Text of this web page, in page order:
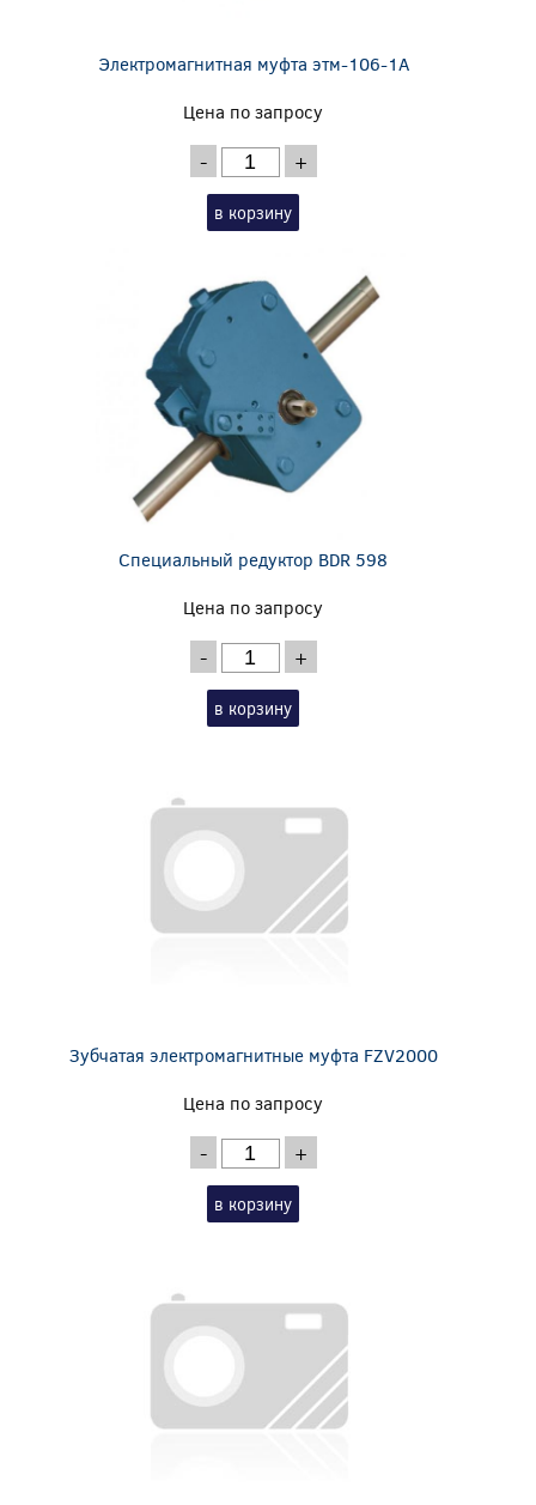
Электромагнитная муфта этм-106-1А
Цена по запросу
- +
в корзину
Специальный редуктор BDR 598
Цена по запросу
- +
в корзину
Зубчатая электромагнитные муфта FZV2000
Цена по запросу
- +
в корзину